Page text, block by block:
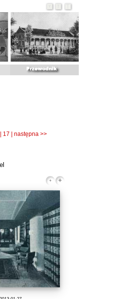
| 17 | następna >>